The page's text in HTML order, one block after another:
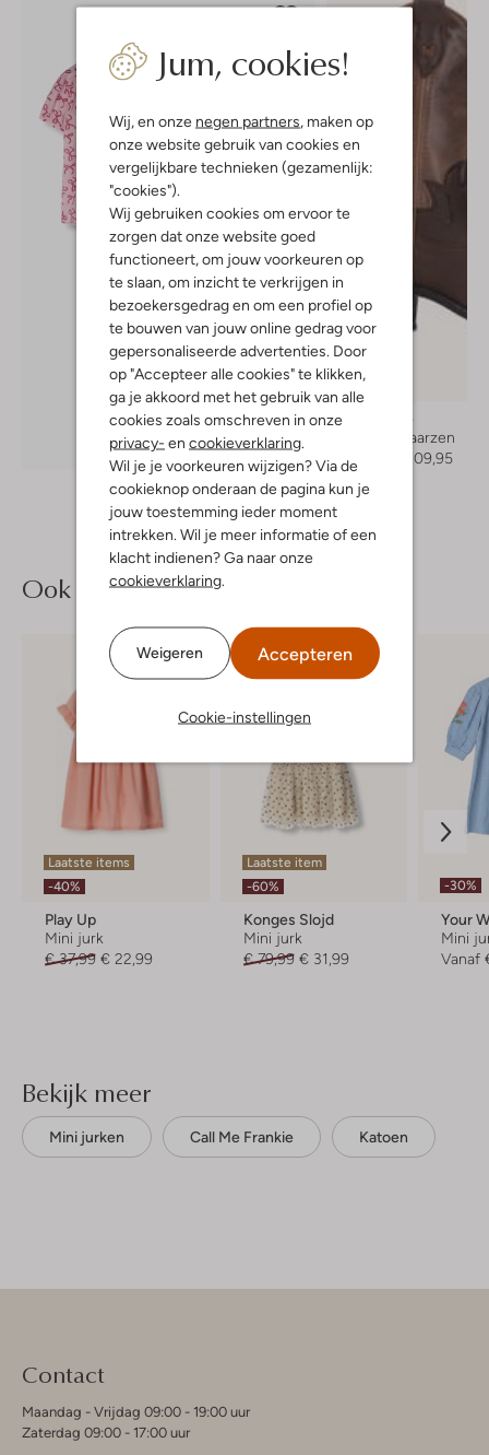
Jum, cookies!
Wij, en onze negen partners , maken op
onze website gebruik van cookies en
vergelijkbare technieken (gezamenlijk:
"cookies").
Wij gebruiken cookies om ervoor te
zorgen dat onze website goed
functioneert, om jouw voorkeuren op
te slaan, om inzicht te verkrijgen in
bezoekersgedrag en om een profiel op
te bouwen van jouw online gedrag voor
gepersonaliseerde advertenties. Door
op "Accepteer alle cookies" te klikken,
ga je akkoord met het gebruik van alle
cookies zoals omschreven in onze
privacy- en cookieverklaring
Wil je je voorkeuren wijzigen? Via de
cookieknop onderaan de pagina kun je
jouw toestemming ieder moment
intrekken. Wil je meer informatie of een
klacht indienen? Ga naar onze
cookieverklaring
Weigeren Accepteren
Cookie-instellingen
Ontdek de look
Cowboylaarzen
Vanaf
€ 109,95
Ook iets voor jou?
Laatste items
-40%
Play Up
Mini jurk
€ 37,99 € 22,99
Laatste item
-60%
Konges Slojd
Mini jurk
€ 79,99 € 31,99
-30%
Your
Mini
Vanaf
Bekijk meer
Mini jurken Call Me Frankie Katoen
Contact
Maandag - Vrijdag 09:00 - 19:00 uur
Zaterdag 09:00 - 17:00 uur